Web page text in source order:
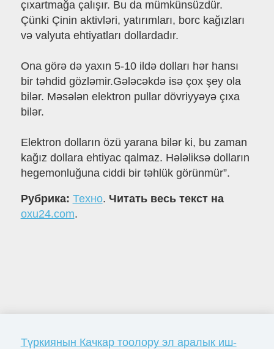
çıxartmağa çalışır. Bu da mümkünsüzdür.
Çünki Çinin aktivləri, yatırımları, borc kağızları
və valyuta ehtiyatları dollardadır.
Ona görə də yaxın 5-10 ildə dolları hər hansı
bir təhdid gözləmir.Gələcəkdə isə çox şey ola
bilər. Məsələn elektron pullar dövriyyəyə çıxa
bilər.
Elektron dolların özü yarana bilər ki, bu zaman
kağız dollara ehtiyac qalmaz. Hələliksə dolların
hegemonluğuna ciddi bir təhlük görünmür”.
Рубрика: Техно. Читать весь текст на
oxu24.com.
Түркиянын Качкар тоолору эл аралык иш-